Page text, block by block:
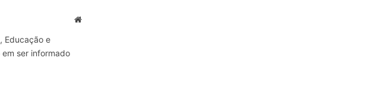
Site
Educação e
ser informado